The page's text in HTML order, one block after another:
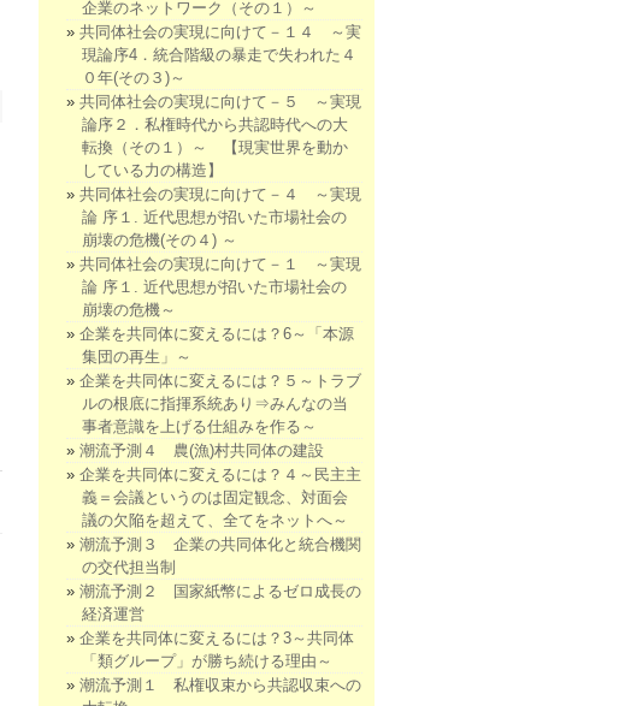
企業のネットワーク（その１）～
共同体社会の実現に向けて－１４ ～実
現論序4．統合階級の暴走で失われた４
０年(その３)～
共同体社会の実現に向けて－５ ～実現
論序２．私権時代から共認時代への大
転換（その１）～ 【現実世界を動か
している力の構造】
共同体社会の実現に向けて－４ ～実現
論 序１. 近代思想が招いた市場社会の
崩壊の危機(その４) ～
共同体社会の実現に向けて－１ ～実現
論 序１. 近代思想が招いた市場社会の
崩壊の危機～
企業を共同体に変えるには？6～「本源
集団の再生」～
企業を共同体に変えるには？５～トラブ
ルの根底に指揮系統あり⇒みんなの当
事者意識を上げる仕組みを作る～
潮流予測４ 農(漁)村共同体の建設
企業を共同体に変えるには？４～民主主
義＝会議というのは固定観念、対面会
議の欠陥を超えて、全てをネットへ～
潮流予測３ 企業の共同体化と統合機関
の交代担当制
潮流予測２ 国家紙幣によるゼロ成長の
経済運営
企業を共同体に変えるには？3～共同体
「類グループ」が勝ち続ける理由～
潮流予測１ 私権収束から共認収束への